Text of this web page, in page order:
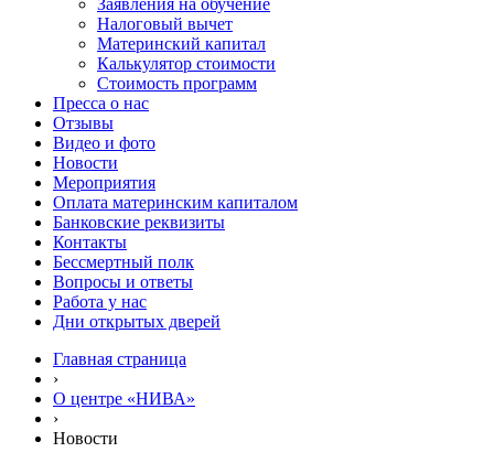
Налоговый вычет
Материнский капитал
Калькулятор стоимости
Стоимость программ
Пресса о нас
Отзывы
Видео и фото
Новости
Мероприятия
Оплата материнским капиталом
Банковские реквизиты
Контакты
Бессмертный полк
Вопросы и ответы
Работа у нас
Дни открытых дверей
Главная страница
›
О центре «НИВА»
›
Новости